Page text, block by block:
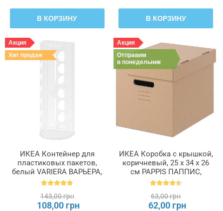
В КОРЗИНУ В КОРЗИНУ
Акция
Хит продаж
ИКЕА Контейнер для
пластиковых пакетов,
белый VARIERA ВАРЬЕРА,
800.102.22
143,00 грн
108,00 грн
Акция
Отправим
в понедельник
ИКЕА Коробка с крышкой,
коричневый, 25 x 34 x 26
см PAPPIS ПАППИС,
001.004.67
63,00 грн
62,00 грн